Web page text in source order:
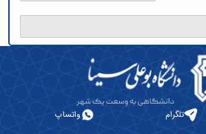
تلگرام واتساپ